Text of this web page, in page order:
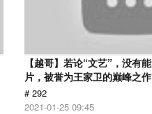
【越哥】若论“文艺”，没有
片，被誉为王家卫的巅峰之作
# 292
2021-01-25 09:45